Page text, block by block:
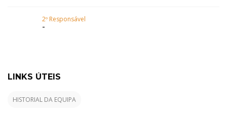
2º Responsável
-
LINKS ÚTEIS
HISTORIAL DA EQUIPA